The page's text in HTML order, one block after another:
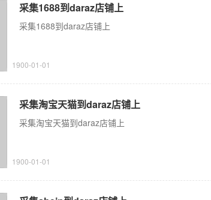
采集1688到daraz店铺上
采集1688到daraz店铺上
1900-01-01
采集淘宝天猫到daraz店铺上
采集淘宝天猫到daraz店铺上
1900-01-01